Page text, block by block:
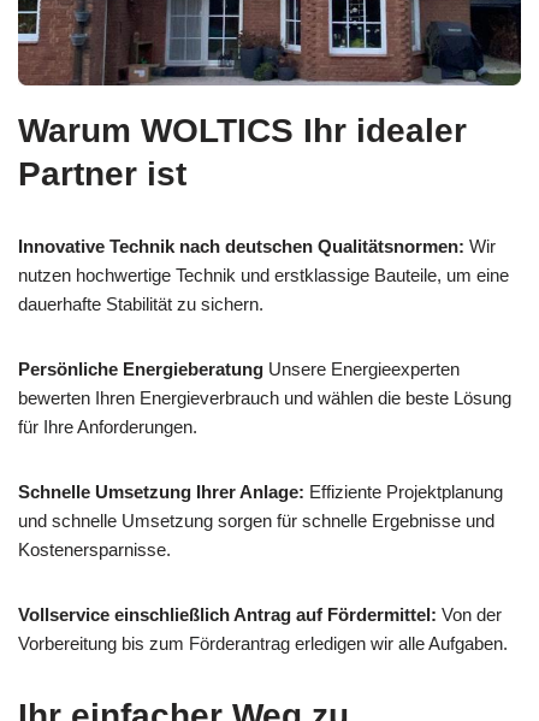
Warum WOLTICS Ihr idealer
Partner ist
Innovative Technik nach deutschen Qualitätsnormen: Wir
nutzen hochwertige Technik und erstklassige Bauteile, um eine
dauerhafte Stabilität zu sichern.
Persönliche Energieberatung Unsere Energieexperten
bewerten Ihren Energieverbrauch und wählen die beste Lösung
für Ihre Anforderungen.
Schnelle Umsetzung Ihrer Anlage: Effiziente Projektplanung
und schnelle Umsetzung sorgen für schnelle Ergebnisse und
Kostenersparnisse.
Vollservice einschließlich Antrag auf Fördermittel: Von der
Vorbereitung bis zum Förderantrag erledigen wir alle Aufgaben.